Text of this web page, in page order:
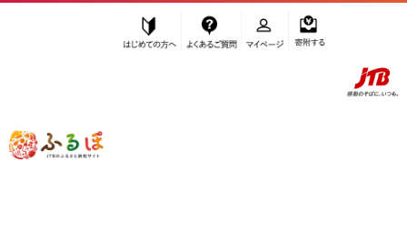
ふるぽ JTBのふるさと納税サイト